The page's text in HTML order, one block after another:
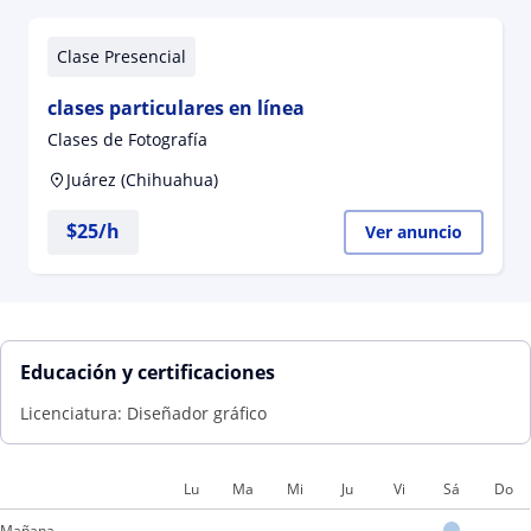
Clase Presencial
clases particulares en línea
Clases de Fotografía
Juárez (Chihuahua)
$25/h Ver anuncio
Educación y certificaciones
Licenciatura: Diseñador gráfico
Lu Ma Mi Ju Vi Sá Do